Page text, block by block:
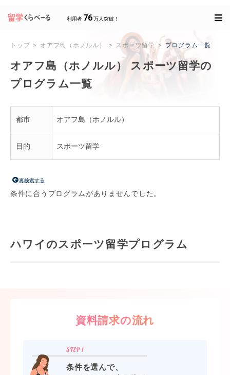
利用者 76万人突破！
トップ オアフ島（ホノルル） スポーツ留学 プログラム一覧
オアフ島（ホノルル） スポーツ留学の
プログラム一覧
都市 オアフ島（ホノルル）
目的 スポーツ留学
再検索する
条件に合うプログラムがありませんでした。
ハワイのスポーツ留学プログラム
資料請求の流れ
条件を選んで、